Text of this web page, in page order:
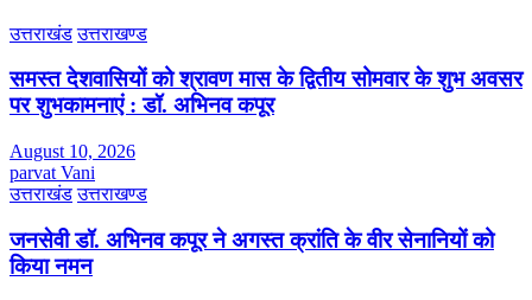
उत्तराखंड उत्तराखण्ड
समस्त देशवासियों को श्रावण मास के द्वितीय सोमवार के शुभ अवसर
पर शुभकामनाएं : डॉ. अभिनव कपूर
August 10, 2026
parvat Vani
उत्तराखंड उत्तराखण्ड
जनसेवी डॉ. अभिनव कपूर ने अगस्त क्रांति के वीर सेनानियों को
किया नमन